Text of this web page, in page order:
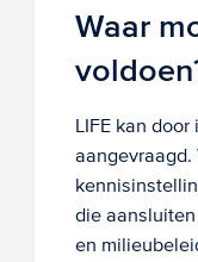
Waar
LIFE kan
die
en